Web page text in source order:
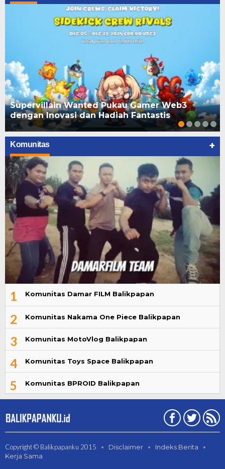
Supervillain Wanted Pukau Gamer Web3
dengan Inovasi dan Hadiah Fantastis
Komunitas +
1 Komunitas Damar FILM Balikpapan
2 Komunitas Nakama One Piece Balikpapan
3 Komunitas MotoVlog Balikpapan
4 Komunitas Toys Space Balikpapan
5 Komunitas BPROID Balikpapan
Copyright © Balikpapanku 2015 Disclaimer
Indeks Berita
Kerja Sama